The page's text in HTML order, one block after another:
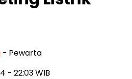
- Pewarta
- 22:03 WIB